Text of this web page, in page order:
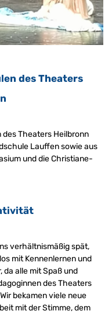
des Theaters
Theaters Heilbronn
Lauffen sowie aus
und die Christiane-
verhältnismäßig spät,
mit Kennenlernen und
da alle mit Spaß und
des Theaters
bekamen viele neue
mit der Stimme, dem